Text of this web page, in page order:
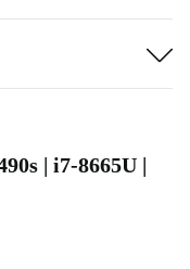
| i7-8665U |